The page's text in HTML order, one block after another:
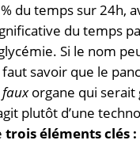
du temps sur 24h,
du temps
Si le nom
savoir que le
fauxorgane qui serait
plutôt d’une
trois éléments clés